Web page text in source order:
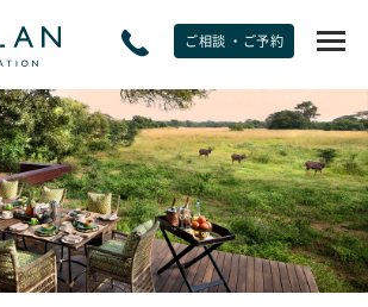
EXPERIENCE
非日常をたのしむ
JOURNAL
トラベルジャーナル
ご相談 ・ご予約